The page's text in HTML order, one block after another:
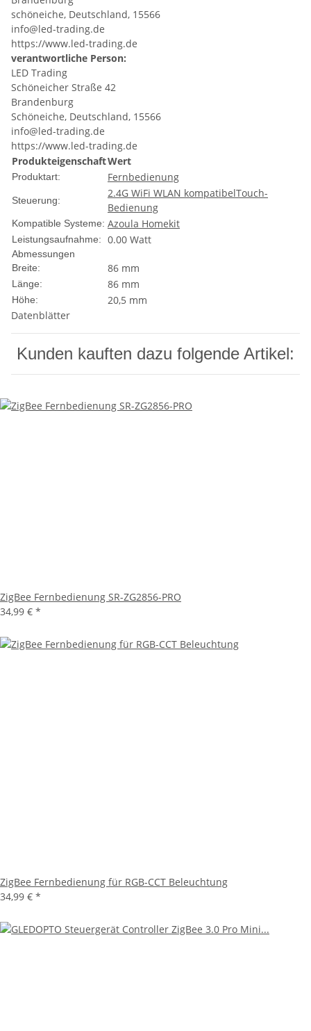
schöneiche, Deutschland, 15566
info@led-trading.de
https://www.led-trading.de
verantwortliche Person:
LED Trading
Schöneicher Straße 42
Brandenburg
Schöneiche, Deutschland, 15566
info@led-trading.de
https://www.led-trading.de
ProdukteigenschaftWert
Produktart: Fernbedienung
Steuerung:
2.4G WiFi WLAN kompatibelTouch-
Bedienung
Kompatible Systeme: Azoula Homekit
Leistungsaufnahme: 0.00 Watt
Abmessungen
Breite:
86 mm
Länge: 86 mm
Höhe:
20,5 mm
Datenblätter
Kunden kauften dazu folgende Artikel:
ZigBee Fernbedienung SR-ZG2856-PRO
34,99 € *
ZigBee Fernbedienung für RGB-CCT Beleuchtung
34,99 € *